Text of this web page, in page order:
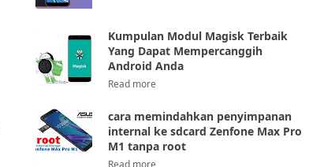
Kumpulan Modul Magisk Terbaik
Yang Dapat Mempercanggih
Android Anda
cara memindahkan penyimpanan
internal ke sdcard Zenfone Max Pro
M1 tanpa root